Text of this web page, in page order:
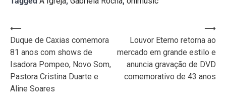
Navegação
de
Post
⟵
Duque de Caxias comemora
81 anos com shows de
Isadora Pompeo, Novo Som,
Pastora Cristina Duarte e
Aline Soares
Louvor Eterno retorna ao
mercado em grande estilo e
anuncia gravação de DVD
comemorativo de 43 anos
⟶